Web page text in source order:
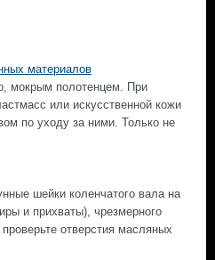
материалов
мокрым полотенцем. При
или искусственной кожи
по уходу за ними. Только не
шейки коленчатого вала на
и прихваты), чрезмерного
отверстия масляных